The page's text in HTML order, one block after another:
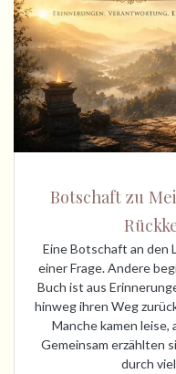
Botschaft zu
Eine Botschaft an den
einer Frage. Andere
Buch ist aus
hinweg ihren Weg
Manche kamen
Gemeinsam erzählten
durch